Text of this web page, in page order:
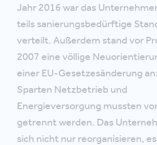
Jahr 2016 war das
teils sanierungsbedürftige
verteilt. Außerdem stand vor
2007 eine völlige
einer EU-Gesetzesänderung
Sparten Netzbetrieb und
Energieversorgung mussten
getrennt werden. Das
sich nicht nur reorganisieren,